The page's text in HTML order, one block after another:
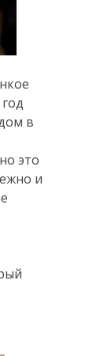
в
это
и